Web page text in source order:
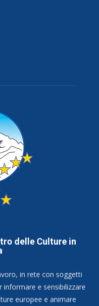
delle Culture in
in rete con soggetti
informare e sensibilizzare
europee e animare